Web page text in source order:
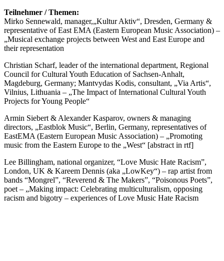
Teilnehmer / Themen:
Mirko Sennewald, manager,„Kultur Aktiv“, Dresden, Germany &
representative of East EMA (Eastern European Music Association) –
„Musical exchange projects between West and East Europe and
their representation
Christian Scharf, leader of the international department, Regional
Council for Cultural Youth Education of Sachsen-Anhalt,
Magdeburg, Germany; Mantvydas Kodis, consultant, „Via Artis“,
Vilnius, Lithuania – „The Impact of International Cultural Youth
Projects for Young People“
Armin Siebert & Alexander Kasparov, owners & managing
directors, „Eastblok Music“, Berlin, Germany, representatives of
EastEMA (Eastern European Music Association) – „Promoting
music from the Eastern Europe to the „West“ [abstract in rtf]
Lee Billingham, national organizer, “Love Music Hate Racism”,
London, UK & Kareem Dennis (aka „LowKey“) – rap artist from
bands “Mongrel”, “Reverend & The Makers”, “Poisonous Poets”,
poet – „Making impact: Celebrating multiculturalism, opposing
racism and bigotry – experiences of Love Music Hate Racism